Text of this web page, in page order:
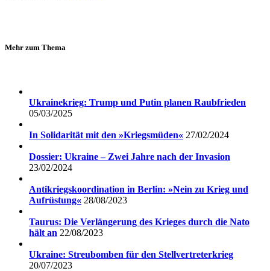
Mehr zum Thema
Ukrainekrieg: Trump und Putin planen Raubfrieden
05/03/2025
In Solidarität mit den »Kriegsmüden« 27/02/2024
Dossier: Ukraine – Zwei Jahre nach der Invasion
23/02/2024
Antikriegskoordination in Berlin: »Nein zu Krieg und
Aufrüstung« 28/08/2023
Taurus: Die Verlängerung des Krieges durch die Nato
hält an 22/08/2023
Ukraine: Streubomben für den Stellvertreterkrieg
20/07/2023